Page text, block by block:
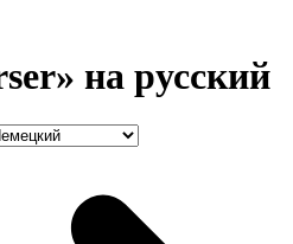
на русский